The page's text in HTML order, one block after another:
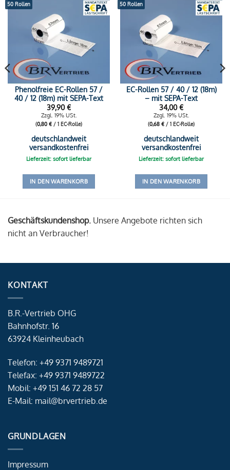
50 Rollen
Phenolfreie EC-Rollen 57 /
40 / 12 (18m) mit SEPA-Text
39,90€
Zzgl. 19% USt.
(0,80 € / 1 EC-Rolle)
deutschlandweit
versandkostenfrei
Lieferzeit: sofort lieferbar
IN DEN WARENKORB
50 Rollen
EC-Rollen 57 / 40 / 12 (18m)
– mit SEPA-Text
34,00€
Zzgl. 19% USt.
(0,68 € / 1 EC-Rolle)
deutschlandweit
versandkostenfrei
Lieferzeit: sofort lieferbar
IN DEN WARENKORB
Geschäftskundenshop. Unsere Angebote richten sich
nicht an Verbraucher!
KONTAKT
B.R.-Vertrieb OHG
Bahnhofstr. 16
63924 Kleinheubach
Telefon: +49 9371 9489721
Telefax: +49 9371 9489722
Mobil: +49 151 46 72 28 57
E-Mail: mail@brvertrieb.de
GRUNDLAGEN
Impressum